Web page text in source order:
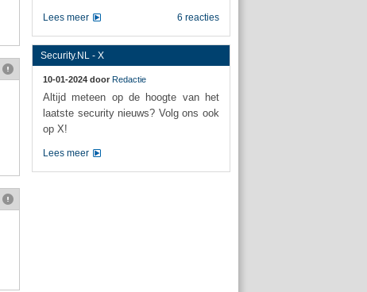
6 reacties
Lees meer
Security.NL - X
10-01-2024 door Redactie
Altijd meteen op de hoogte van het
laatste security nieuws? Volg ons ook
op X!
Lees meer